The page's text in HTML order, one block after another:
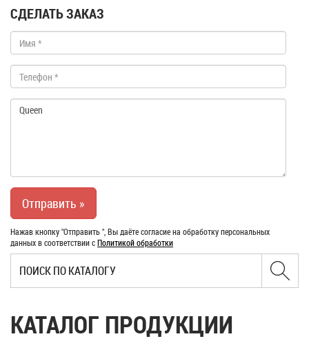
СДЕЛАТЬ ЗАКАЗ
Нажав кнопку "Отправить ", Вы даёте согласие на обработку персональных
данных в соответствии сПолитикой обработки
КАТАЛОГ ПРОДУКЦИИ